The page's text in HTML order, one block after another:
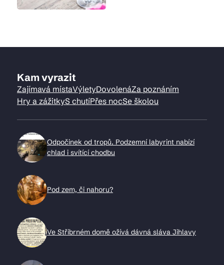
Kam vyrazit
Zajímavá místaVýletyDovolenáZa poznáním
Hry a zážitkyS chutíPřes nocSe školou
Odpočinek od tropů. Podzemní labyrint nabízí
chlad i svítící chodbu
Pod zem, či nahoru?
Ve Stříbrném domě ožívá dávná sláva Jihlavy